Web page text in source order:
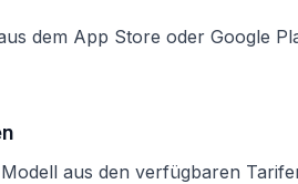
dem App Store oder Google
aus den verfügbaren